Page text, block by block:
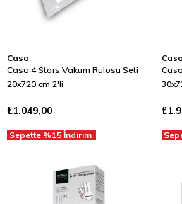
Caso
Caso 4 Stars Vakum Rulosu Seti
20x720 cm 2'li
₺1.049,00
Sepette %15 İndirim
Caso